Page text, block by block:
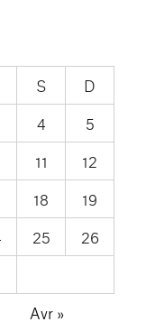
S
D
4
5
11
12
18
19
25
26
Avr »